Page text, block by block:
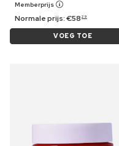
Memberprijs
Normale prijs:€58 29
VOEG TOE